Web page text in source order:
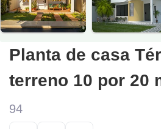
Planta de casa
terreno 10 por 20
94